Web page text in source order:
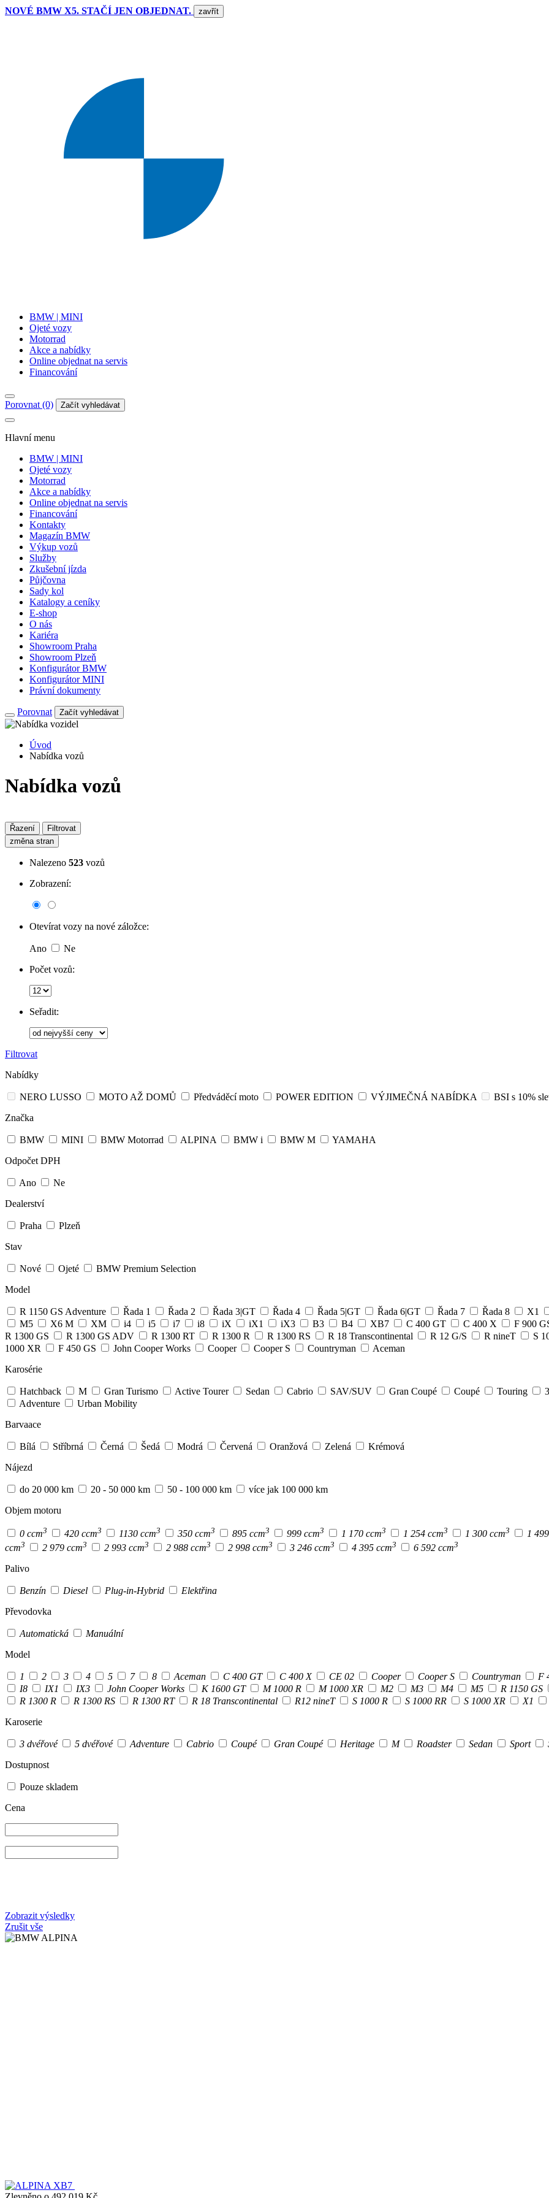
NOVÉ BMW X5. STAČÍ JEN OBJEDNAT. zavřít
BMW | MINI
Ojeté vozy
Motorrad
Akce a nabídky
Online objednat na servis
Financování
Porovnat (0) Začít vyhledávat
Hlavní menu
BMW | MINI
Ojeté vozy
Motorrad
Akce a nabídky
Online objednat na servis
Financování
Kontakty
Magazín BMW
Výkup vozů
Služby
Zkušební jízda
Půjčovna
Sady kol
Katalogy a ceníky
E-shop
O nás
Kariéra
Showroom Praha
Showroom Plzeň
Konfigurátor BMW
Konfigurátor MINI
Právní dokumenty
Porovnat Začít vyhledávat
Úvod
Nabídka vozů
Nabídka vozů
Řazení
Filtrovat
změna stran
Nalezeno 523 vozů
Zobrazení:
Otevírat vozy na nové záložce:
Ano
Ne
Počet vozů:
Seřadit:
Filtrovat
Nabídky
NERO LUSSO MOTO AŽ DOMŮ Předváděcí moto POWER EDITION VÝJIMEČNÁ NABÍDKA
BSI s 10%
Značka
BMW MINI BMW Motorrad ALPINA BMW i BMW M
YAMAHA
Odpočet DPH
Ano
Ne
Dealerství
Praha
Plzeň
Stav
Nové Ojeté
BMW Premium Selection
Model
R 1150 GS Adventure Řada 1 Řada 2 Řada 3|GT Řada 4 Řada 5|GT Řada 6|GT Řada 7 Řada 8
X1
M5
X6 M XM i4 i5 i7 i8 iX iX1 iX3 B3 B4 XB7 C 400 GT C 400 X
F 900
R 1300 GS
R 1300 GS ADV R 1300 RT R 1300 R R 1300 RS R 18 Transcontinental R 12 G/S R nineT
S
1000 XR
F 450 GS John Cooper Works Cooper Cooper S Countryman
Aceman
Karosérie
Hatchback M Gran Turismo Active Tourer Sedan Cabrio SAV/SUV Gran Coupé Coupé Touring
Adventure
Urban Mobility
Barvaace
Bílá Stříbrná Černá Šedá Modrá Červená Oranžová Zelená
Krémová
Nájezd
do 20 000 km 20 - 50 000 km 50 - 100 000 km
více jak 100 000 km
Objem motoru
0 ccm3 420 ccm3 1130 ccm3 350 ccm3 895 ccm3 999 ccm3 1 170 ccm3 1 254 ccm3 1 300 ccm3
1
ccm3 2 979 ccm3 2 993 ccm3 2 988 ccm3 2 998 ccm3 3 246 ccm3 4 395 ccm3 6 592 ccm3
Palivo
Benzín Diesel Plug-in-Hybrid
Elektřina
Převodovka
Automatická
Manuální
Model
1 2 3 4 5 7 8 Aceman C 400 GT C 400 X CE 02 Cooper Cooper S Countryman
F
I8
IX1 IX3 John Cooper Works K 1600 GT M 1000 R M 1000 XR M2 M3 M4 M5
R 1150 GS
R 1300 R
R 1300 RS R 1300 RT R 18 Transcontinental R12 nineT S 1000 R S 1000 RR S 1000 XR
X1
Karoserie
3 dvéřové 5 dvéřové Adventure Cabrio Coupé Gran Coupé Heritage M Roadster Sedan Sport
Dostupnost
Pouze skladem
Cena
Zobrazit výsledky
Zrušit vše